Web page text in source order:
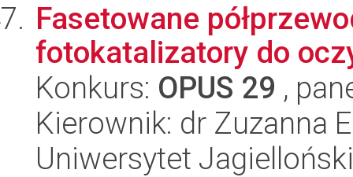
Fasetowane
fotokatalizatory do
Konkurs: OPUS 29 ,
Kierownik: dr Zuzanna
Uniwersytet Jagielloński